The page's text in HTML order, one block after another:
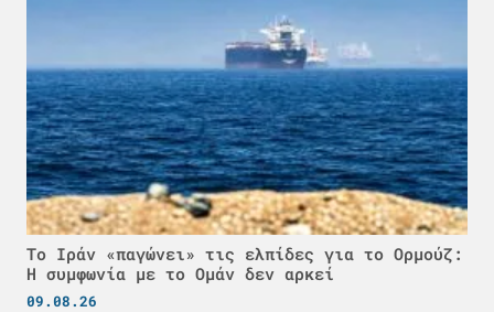
Το Ιράν «παγώνει» τις ελπίδες για το Ορμούζ:
Η συμφωνία με το Ομάν δεν αρκεί
09.08.26